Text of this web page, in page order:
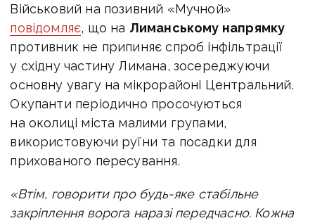
Військовий на позивний «Мучной»
повідомляє, що на Лиманському напрямку
противник не припиняє спроб інфільтрації
у східну частину Лимана, зосереджуючи
основну увагу на мікрорайоні Центральний.
Окупанти періодично просочуються
на околиці міста малими групами,
використовуючи руїни та посадки для
прихованого пересування.
«Втім, говорити про будь-яке стабільне
закріплення ворога наразі передчасно. Кожна